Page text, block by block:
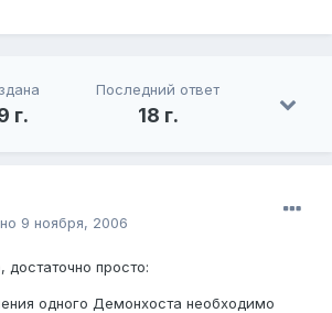
г.
Последний ответ
18 г.
9 ноября, 2006
просто:
одного Демонхоста необходимо